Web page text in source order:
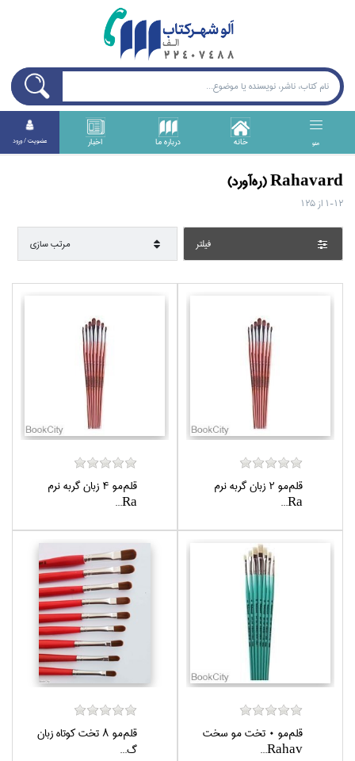
منو خانه درباره ما اخبار عضويت / ورود
Rahavard (ره‌آورد)
1-12 از125
فيلتر مرتب سازي
قلم‌مو 2 زبان گربه نرم
Ra...
قلم‌مو 4 زبان گربه نرم
Ra...
قلم‌مو 0 تخت مو سخت
Rahav...
قلم‌مو 8 تخت كوتاه زبان
گ...